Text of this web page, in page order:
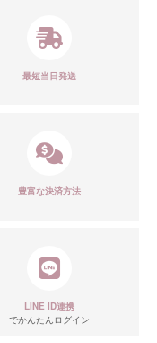
最短当日発送
豊富な決済方法
LINE ID連携
でかんたんログイン